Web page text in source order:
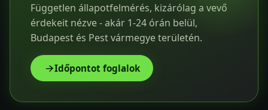
Független állapotfelmérés, kizárólag a vevő
érdekeit nézve - akár 1-24 órán belül,
Budapest és Pest vármegye területén.
Időpontot foglalok